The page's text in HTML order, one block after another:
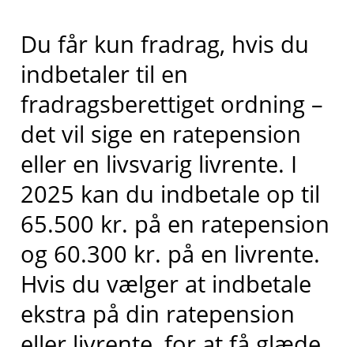
Du får kun fradrag, hvis du
indbetaler til en
fradragsberettiget ordning –
det vil sige en ratepension
eller en livsvarig livrente. I
2025 kan du indbetale op til
65.500 kr. på en ratepension
og 60.300 kr. på en livrente.
Hvis du vælger at indbetale
ekstra på din ratepension